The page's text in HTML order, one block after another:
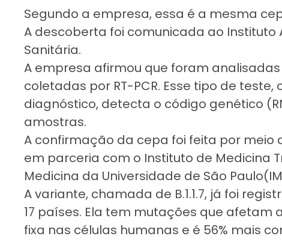
Segundo a empresa, essa é a mesma
A descoberta foi comunicada ao Instituto
Sanitária.
A empresa afirmou que foram
coletadas por RT-PCR. Esse tipo de
diagnóstico, detecta o código genético
amostras.
A confirmação da cepa foi feita por meio
em parceria com o Instituto de Medicina
Medicina da Universidade de São
A variante, chamada de B.1.1.7, já foi
17 países. Ela tem mutações que afetam
fixa nas células humanas e é 56% mais